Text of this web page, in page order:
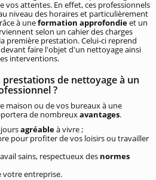
vos attentes. En effet, ces professionnels
niveau des horaires et particulièrement
à uneformation approfondieet un
selon un cahier des charges
première prestation. Celui-ci reprend
faire l'objet d'un nettoyage ainsi
interventions.
de nettoyage à un
?
maison ou de vos bureaux à une
de nombreuxavantages.
agréableà vivre ;
pour profiter de vos loisirs ou travailler
sains, respectueux des normes
votre entreprise.